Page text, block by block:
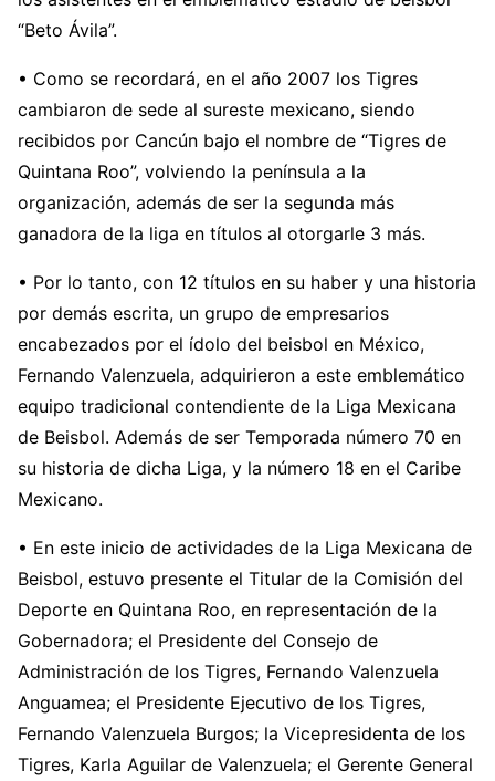
“Beto Ávila”.
• Como se recordará, en el año 2007 los Tigres
cambiaron de sede al sureste mexicano, siendo
recibidos por Cancún bajo el nombre de “Tigres de
Quintana Roo”, volviendo la península a la
organización, además de ser la segunda más
ganadora de la liga en títulos al otorgarle 3 más.
• Por lo tanto, con 12 títulos en su haber y una historia
por demás escrita, un grupo de empresarios
encabezados por el ídolo del beisbol en México,
Fernando Valenzuela, adquirieron a este emblemático
equipo tradicional contendiente de la Liga Mexicana
de Beisbol. Además de ser Temporada número 70 en
su historia de dicha Liga, y la número 18 en el Caribe
Mexicano.
• En este inicio de actividades de la Liga Mexicana de
Beisbol, estuvo presente el Titular de la Comisión del
Deporte en Quintana Roo, en representación de la
Gobernadora; el Presidente del Consejo de
Administración de los Tigres, Fernando Valenzuela
Anguamea; el Presidente Ejecutivo de los Tigres,
Fernando Valenzuela Burgos; la Vicepresidenta de los
Tigres, Karla Aguilar de Valenzuela; el Gerente General